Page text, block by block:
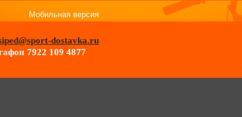
Мобильная версия
dostavka.ru
7922 109 4877